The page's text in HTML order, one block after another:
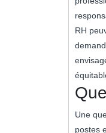
RH
Une
postes